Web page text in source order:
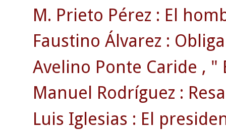
M. Prieto Pérez : El
Faustino Álvarez :
Avelino Ponte Caride , "
Manuel Rodríguez :
Luis Iglesias : El